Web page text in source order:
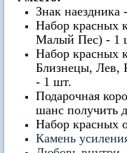
Знак наездника
Набор красных
Малый Пес) - 1
Набор красных
Близнецы, Лев,
- 1 шт.
Подарочная
шанс получить
Набор красных
Камень